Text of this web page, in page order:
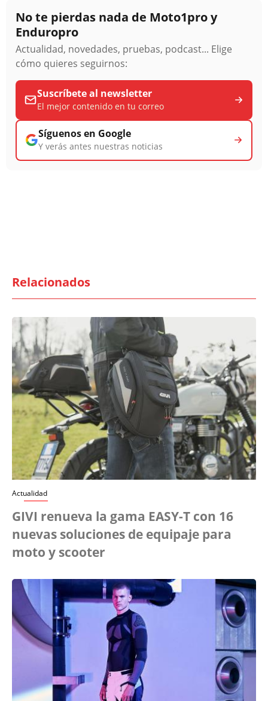
No te pierdas nada de Moto1pro y
Enduropro
Actualidad, novedades, pruebas, podcast... Elige
cómo quieres seguirnos:
Suscríbete al newsletter
El mejor contenido en tu correo
Síguenos en Google
Y verás antes nuestras noticias
Relacionados
Actualidad
GIVI renueva la gama EASY-T con 16
nuevas soluciones de equipaje para
moto y scooter